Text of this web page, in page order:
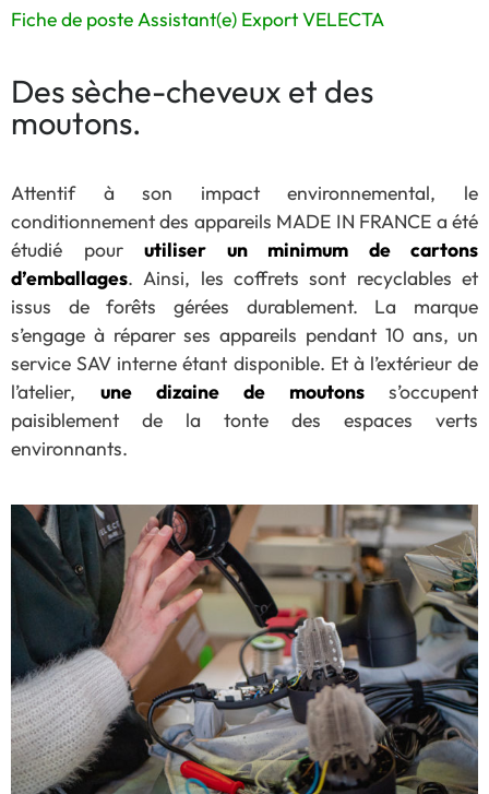
Fiche de poste Assistant(e) Export VELECTA
Des sèche-cheveux et des
moutons.
Attentif à son impact environnemental, le
conditionnement des appareils MADE IN FRANCE a été
étudié pour utiliser un minimum de cartons
d’emballages. Ainsi, les coffrets sont recyclables et
issus de forêts gérées durablement. La marque
s’engage à réparer ses appareils pendant 10 ans, un
service SAV interne étant disponible. Et à l’extérieur de
l’atelier, une dizaine de moutons s’occupent
paisiblement de la tonte des espaces verts
environnants.